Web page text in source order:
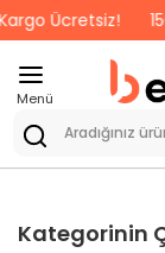
Ücretsiz!
Menü
Kategorinin